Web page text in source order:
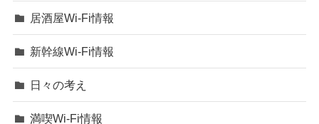
居酒屋Wi-Fi情報
新幹線Wi-Fi情報
日々の考え
満喫Wi-Fi情報